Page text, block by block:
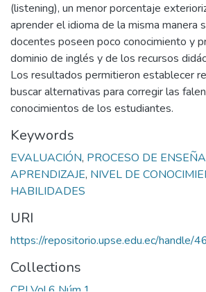
(listening), un menor porcentaje
aprender el idioma de la misma manera
docentes poseen poco conocimiento y
dominio de inglés y de los recursos
Los resultados permitieron establecer
buscar alternativas para corregir las
conocimientos de los estudiantes.
Keywords
EVALUACIÓN, PROCESO DE
APRENDIZAJE, NIVEL DE
HABILIDADES
URI
https://repositorio.upse.edu.ec/handle/
Collections